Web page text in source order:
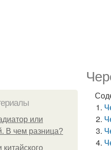
или
В чем разница?